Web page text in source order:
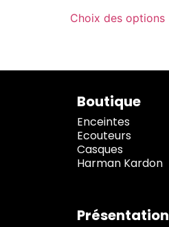
Choix des options
Boutique
Enceintes
Ecouteurs
Casques
Harman Kardon
Présentation